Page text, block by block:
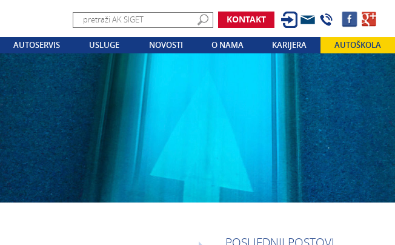
KONTAKT
AUTOSERVIS USLUGE NOVOSTI O NAMA KARIJERA AUTOŠKOLA